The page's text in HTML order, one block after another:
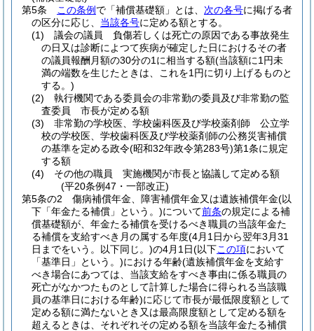
第5条
この条例 で「補償基礎額」とは、 次の各号に掲げる者
の区分に応じ、 当該各号に定める額とする。
(1)
議会の議員 負傷若しくは死亡の原因である事故発生
の日又は診断によつて疾病が確定した日におけるその者
の議員報酬月額の30分の1に相当する額(当該額に1円未
満の端数を生じたときは、これを1円に切り上げるものと
する。)
(2)
執行機関である委員会の非常勤の委員及び非常勤の監
査委員 市長が定める額
(3)
非常勤の学校医、学校歯科医及び学校薬剤師 公立学
校の学校医、学校歯科医及び学校薬剤師の公務災害補償
の基準を定める政令(昭和32年政令第283号)第1条に規定
する額
(4)
その他の職員 実施機関が市長と協議して定める額
(平20条例47・一部改正)
第5条の2
傷病補償年金、障害補償年金又は遺族補償年金(以
下「年金たる補償」という。)について前条の規定による補
償基礎額が、年金たる補償を受けるべき職員の当該年金た
る補償を支給すべき月の属する年度(4月1日から翌年3月31
日までをいう。以下同じ。)の4月1日(以下この項において
「基準日」という。)における年齢(遺族補償年金を支給す
べき場合にあつては、当該支給をすべき事由に係る職員の
死亡がなかつたものとして計算した場合に得られる当該職
員の基準日における年齢)に応じて市長が最低限度額として
定める額に満たないとき又は最高限度額として定める額を
超えるときは、それぞれその定める額を当該年金たる補償